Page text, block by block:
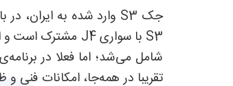
شامل می‌شد؛ اما فعلا در